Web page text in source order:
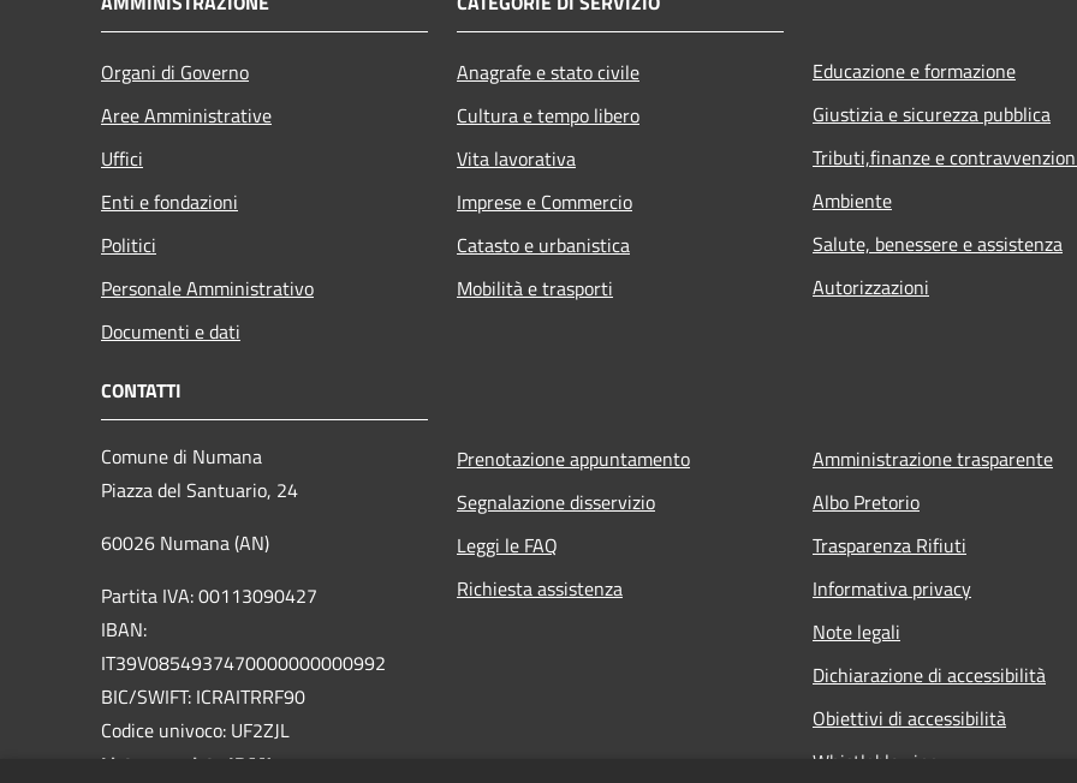
Organi di Governo
Aree Amministrative
Uffici
Enti e fondazioni
Politici
Personale Amministrativo
Documenti e dati
Anagrafe e stato civile
Cultura e tempo libero
Vita lavorativa
Imprese e Commercio
Catasto e urbanistica
Mobilità e trasporti
Educazione e formazione
Giustizia e sicurezza pubblica
Tributi,finanze e
Ambiente
Salute, benessere e assistenza
Autorizzazioni
CONTATTI
Comune di Numana
Piazza del Santuario, 24
60026 Numana (AN)
Partita IVA: 00113090427
IBAN:
IT39V0854937470000000000992
BIC/SWIFT: ICRAITRRF90
Codice univoco: UF2ZJL
Lista completa IBAN
Prenotazione appuntamento
Segnalazione disservizio
Leggi le FAQ
Richiesta assistenza
Amministrazione trasparente
Albo Pretorio
Trasparenza Rifiuti
Informativa privacy
Note legali
Dichiarazione di accessibilità
Obiettivi di accessibilità
Whistleblowing